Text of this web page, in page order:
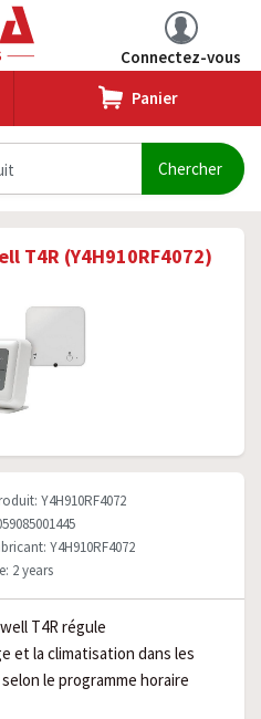
Connectez-vous
Panier
T4R (Y4H910RF4072)
Y4H910RF4072
Y4H910RF4072
2 years
T4R régule
et la climatisation dans les
le programme horaire